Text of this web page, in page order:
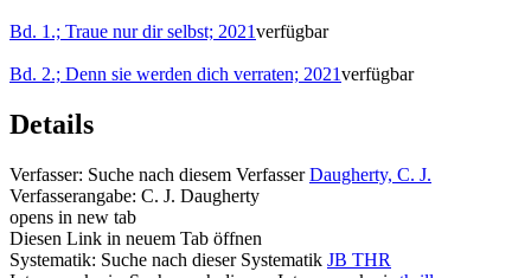
Bd. 1.; Traue nur dir selbst; 2021verfügbar
Bd. 2.; Denn sie werden dich verraten; 2021verfügbar
Details
Verfasser: Suche nach diesem Verfasser Daugherty, C. J.
Verfasserangabe: C. J. Daugherty
opens in new tab
Diesen Link in neuem Tab öffnen
Systematik: Suche nach dieser Systematik JB THR